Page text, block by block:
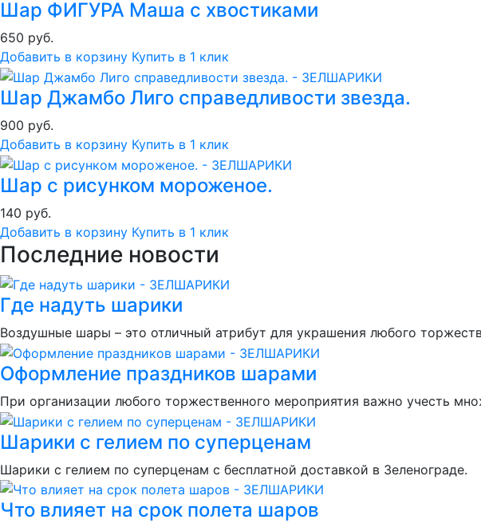
Шар ФИГУРА Маша с хвостиками
650 руб.
Добавить в корзину Купить в 1 клик
Шар Джамбо Лиго справедливости звезда.
900 руб.
Добавить в корзину Купить в 1 клик
Шар с рисунком мороженое.
140 руб.
Добавить в корзину Купить в 1 клик
Последние новости
Где надуть шарики
Воздушные шары – это отличный атрибут для украшения любого
Оформление праздников шарами
При организации любого торжественного мероприятия важно учесть
Шарики с гелием по суперценам
Шарики с гелием по суперценам с бесплатной доставкой в Зеленограде.
Что влияет на срок полета шаров